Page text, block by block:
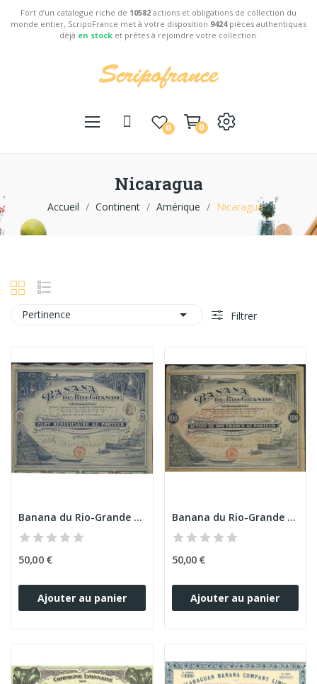
Fort d’un catalogue riche de 10582 actions et obligations de collection du
monde entier, ScripoFrance met à votre disposition 9424pièces authentiques
déjà en stocket prêtes à rejoindre votre collection.
0 0
Nicaragua
Accueil Continent Amérique Nicaragua
Pertinence  Filtrer
Banana du Rio-Grande (PB)
50,00 €
Ajouter au panier
Banana du Rio-Grande (Act)
50,00 €
Ajouter au panier